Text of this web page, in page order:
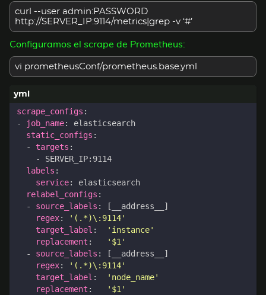
curl --user admin:PASSWORD
http://SERVER_IP:9114/metrics|grep -v ‘#’
Configuramos el scrape de Prometheus:
vi prometheusConf/prometheus.base.yml
scrape_configs :
-
job_name:
elasticsearch
static_configs :
- targets :
- SERVER_IP:9114
labels :
service:
elasticsearch
relabel_configs :
- source_labels : [
__address__]
regex:
'(.*)\:9114'
target_label :
'instance'
replacement :
'$1'
- source_labels : [
__address__]
regex:
'(.*)\:9114'
target_label :
'node_name'
replacement :
'$1'